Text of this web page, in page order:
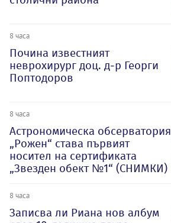
8 часа
Почина известният
неврохирург доц. д-р Георги
Поптодоров
8 часа
Астрономическа обсерватория
„Рожен“ става първият
носител на сертификата
„Звезден обект №1“ (СНИМКИ)
8 часа
Записва ли Риана нов албум